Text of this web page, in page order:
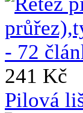
241 Kč
Pilová